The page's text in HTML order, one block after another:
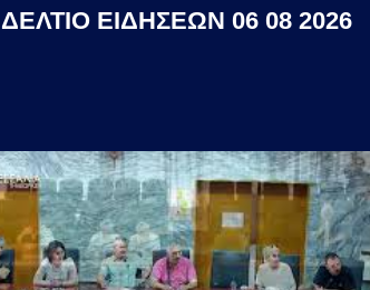
ΔΕΛΤΙΟ ΕΙΔΗΣΕΩΝ 06 08 2026